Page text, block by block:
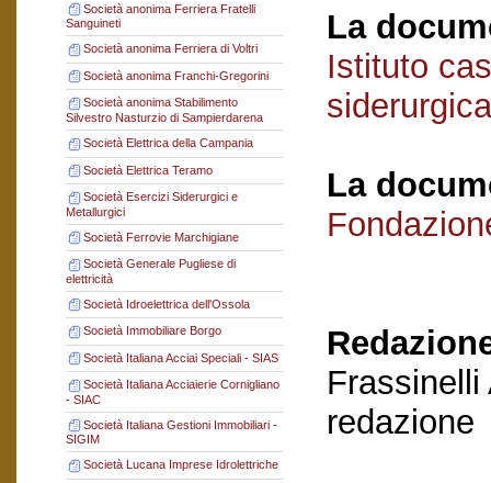
Società anonima Ferriera Fratelli
Sanguineti
Società anonima Ferriera di Voltri
Società anonima Franchi-Gregorini
Società anonima Stabilimento
Silvestro Nasturzio di Sampierdarena
Società Elettrica della Campania
Società Elettrica Teramo
Società Esercizi Siderurgici e
Metallurgici
Società Ferrovie Marchigiane
Società Generale Pugliese di
elettricità
Società Idroelettrica dell'Ossola
Società Immobiliare Borgo
Società Italiana Acciai Speciali - SIAS
Società Italiana Acciaierie Cornigliano
- SIAC
Società Italiana Gestioni Immobiliari -
SIGIM
Società Lucana Imprese Idrolettriche
La
Istituto
La
Frassinelli
redazione